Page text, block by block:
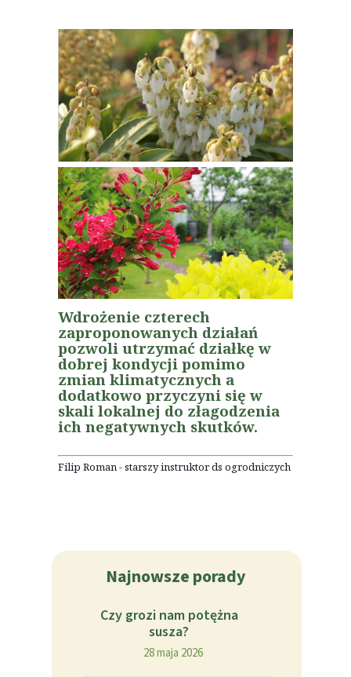
Najnowsze porady
Czy grozi nam potężna
susza?
28 maja 2026
Wdrożenie czterech
zaproponowanych działań
pozwoli utrzymać działkę w
dobrej kondycji pomimo
zmian klimatycznych a
dodatkowo przyczyni się w
skali lokalnej do złagodzenia
ich negatywnych skutków.
Filip Roman - starszy instruktor ds ogrodniczych